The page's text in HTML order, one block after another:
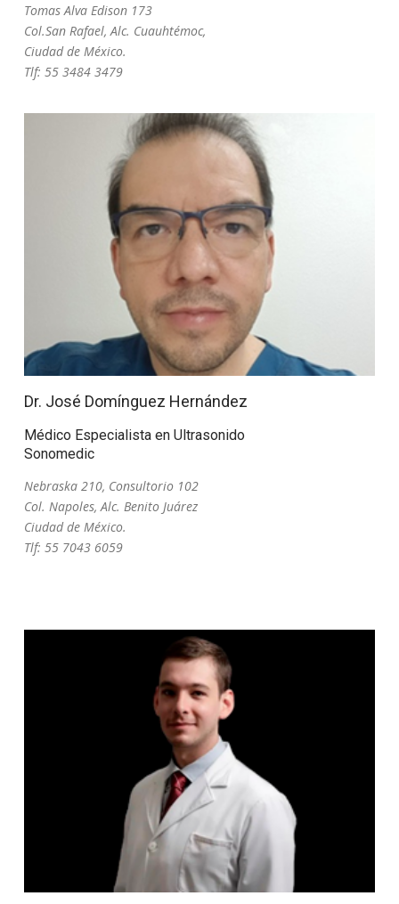
Tomas Alva Edison 173
Col.San Rafael, Alc. Cuauhtémoc,
Ciudad de México.
Tlf: 55 3484 3479
Dr. José Domínguez Hernández
Médico Especialista en Ultrasonido
Sonomedic
Nebraska 210, Consultorio 102
Col. Napoles, Alc. Benito Juárez
Ciudad de México.
Tlf: 55 7043 6059